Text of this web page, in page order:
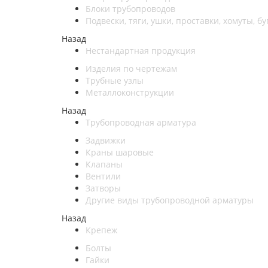
Блоки трубопроводов
Подвески, тяги, ушки, проставки, хомуты,
Назад
Нестандартная продукция
Изделия по чертежам
Трубные узлы
Металлоконструкции
Назад
Трубопроводная арматура
Задвижки
Краны шаровые
Клапаны
Вентили
Затворы
Другие виды трубопроводной арматуры
Назад
Крепеж
Болты
Гайки